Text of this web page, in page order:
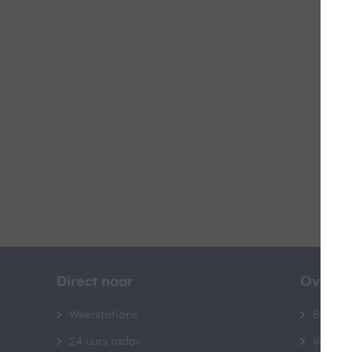
Direct naar
Weerstations
24 uurs radar
Over